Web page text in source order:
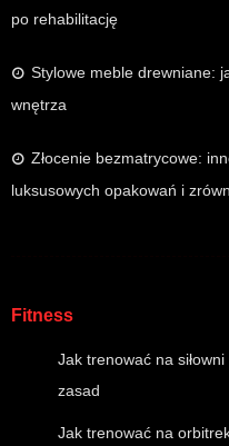
po rehabilitację
Stylowe meble drewniane:
wnętrza
Złocenie bezmatrycowe:
luksusowych opakowań i
Fitness
Jak trenować na
zasad
Jak trenować na